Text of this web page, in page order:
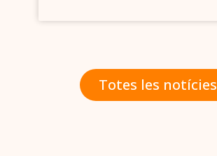
Totes les notícies